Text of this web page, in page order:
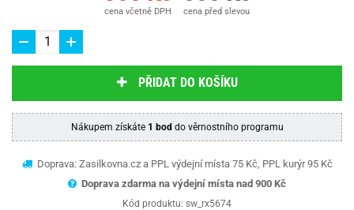
cena včetně DPH cena před slevou
PŘIDAT DO KOŠÍKU
Nákupem získáte 1 bod do věrnostního programu
Doprava: Zasilkovna.cz a PPL výdejní místa 75 Kč, PPL kurýr 95 Kč
Doprava zdarma na výdejní místa nad 900 Kč
Kód produktu: sw_rx5674